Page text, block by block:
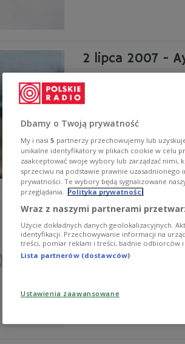
2 lipca 2007 -
Alfons Mucha -
Twórczość i filozofia
Zobacz więcej na temat:
Dbamy o Twoją prywatność
My i nasi 5 partnerzy przechowujemy lub
unikalne identyfikatory w plikach cookie w celu
zaakceptować swoje wybory lub zarządzać nimi,
sprzeciwu na podstawie prawnie
prywatności. Te wybory będą sygnalizowane
przeglądania. Polityka prywatności
Wraz z naszymi partnerami
Użycie dokładnych danych geolokalizacyjnych.
identyfikacji. Przechowywanie informacji na
treści, pomiar reklam i treści, badnie odbiorców i
Lista partnerów (dostawców)
Ustawienia zaawansowane